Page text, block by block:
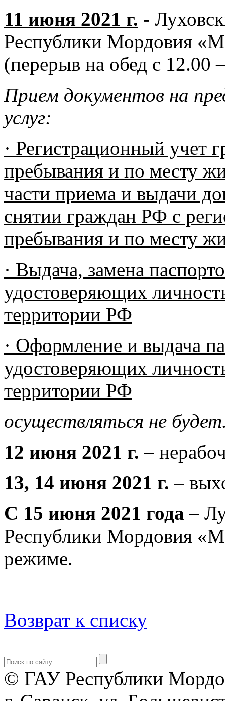
11 июня 2021 г. -
Республики Мордовия
(перерыв на обед с 12.00
Прием документов на
услуг:
· Регистрационный учет
пребывания и по месту
части приема и выдачи
снятии граждан РФ с
пребывания и по месту
· Выдача, замена
удостоверяющих
территории РФ
· Оформление и выдача
удостоверяющих
территории РФ
осуществляться не
12 июня 2021 г.–
13, 14 июня 2021 г.–
С 15 июня 2021 года–
Республики Мордовия
режиме.
Возврат к списку
© ГАУ Республики